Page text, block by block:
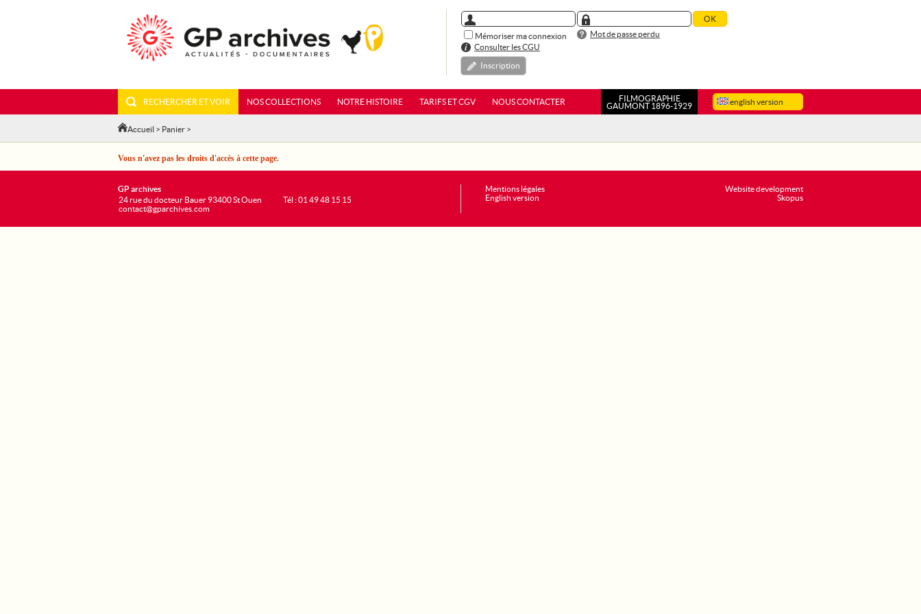
Mémoriser ma connexion
Mot de passe perdu
Consulter les CGU
Inscription
english version
RECHERCHER ET VOIR NOS COLLECTIONS NOTRE HISTOIRE TARIFS ET CGV NOUS CONTACTER
FILMOGRAPHIE
GAUMONT 1896-1929
Accueil > Panier >
Vous n'avez pas les droits d'accès à cette page.
Website development
Skopus
GP archives
24 rue du docteur Bauer 93400 St Ouen
contact@gparchives.com
Tél : 01 49 48 15 15
Mentions légales
English version